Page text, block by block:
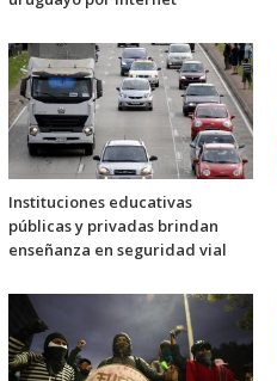
Instituciones educativas
públicas y privadas brindan
enseñanza en seguridad vial